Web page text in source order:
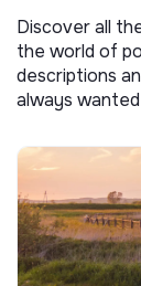
Discover all
the world of
descriptions
always